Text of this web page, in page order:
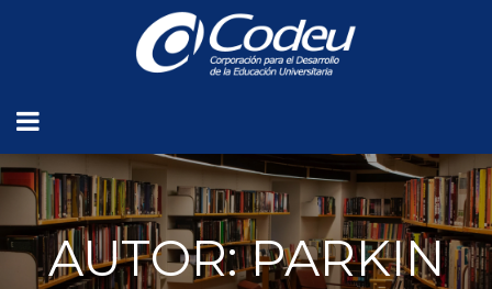
AUTOR: PARKIN